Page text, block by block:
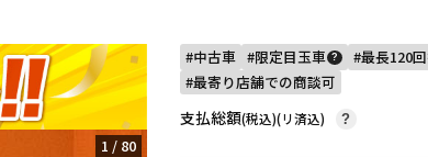
1 / 80
中古車 限定目玉車 ? 最長120
最寄り店舗での商談可
支払総額(税込)(リ済込) ?